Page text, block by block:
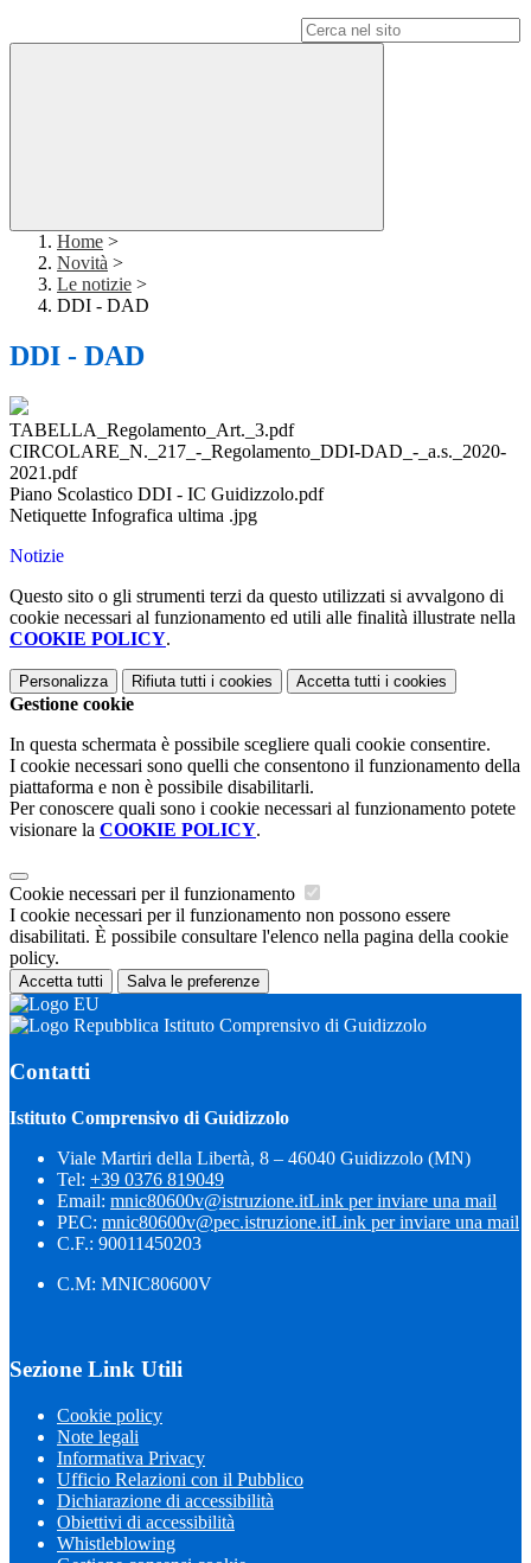
Home >
Novità >
Le notizie >
DDI - DAD
DDI - DAD
TABELLA_Regolamento_Art._3.pdf
CIRCOLARE_N._217_-_Regolamento_DDI-DAD_-_a.s._2020-
2021.pdf
Piano Scolastico DDI - IC Guidizzolo.pdf
Netiquette Infografica ultima .jpg
Notizie
Questo sito o gli strumenti terzi da questo utilizzati si avvalgono di
cookie necessari al funzionamento ed utili alle finalità illustrate nella
COOKIE POLICY.
Personalizza Rifiuta tutti i cookies Accetta tutti i cookies
Gestione cookie
In questa schermata è possibile scegliere quali cookie consentire.
I cookie necessari sono quelli che consentono il funzionamento della
piattaforma e non è possibile disabilitarli.
Per conoscere quali sono i cookie necessari al funzionamento potete
visionare la COOKIE POLICY.
Cookie necessari per il funzionamento
I cookie necessari per il funzionamento non possono essere
disabilitati. È possibile consultare l'elenco nella pagina della cookie
policy.
Accetta tutti Salva le preferenze
Istituto Comprensivo di Guidizzolo
Contatti
Istituto Comprensivo di Guidizzolo
Viale Martiri della Libertà, 8 – 46040 Guidizzolo (MN)
Tel: +39 0376 819049
Email: mnic80600v@istruzione.itLink per inviare una mail
PEC: mnic80600v@pec.istruzione.itLink per inviare una mail
C.F.: 90011450203
C.M: MNIC80600V
Sezione Link Utili
Cookie policy
Note legali
Informativa Privacy
Ufficio Relazioni con il Pubblico
Dichiarazione di accessibilità
Obiettivi di accessibilità
Whistleblowing